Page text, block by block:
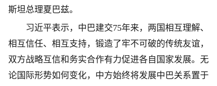
斯坦总理夏巴兹。
习近平表示，中巴建交75年来，两国相互理解、
相互信任、相互支持，锻造了牢不可破的传统友谊，
双方战略互信和务实合作有力促进各自国家发展。无
论国际形势如何变化，中方始终将发展中巴关系置于